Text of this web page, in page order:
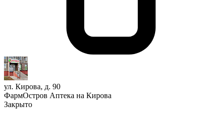
ул. Кирова, д. 90
ФармОстров Аптека на Кирова
Закрыто